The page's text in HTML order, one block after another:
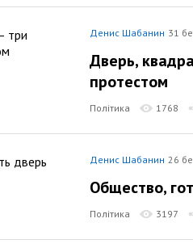
Денис Шабанин 31
Дверь,
протестом
Політика 1768
Денис Шабанин 26
Общество,
Політика 3197